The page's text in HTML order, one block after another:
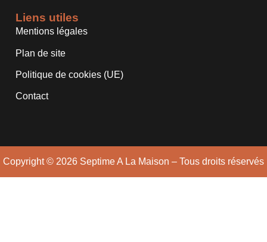
Liens utiles
Mentions légales
Plan de site
Politique de cookies (UE)
Contact
Copyright © 2026 Septime A La Maison – Tous droits réservés